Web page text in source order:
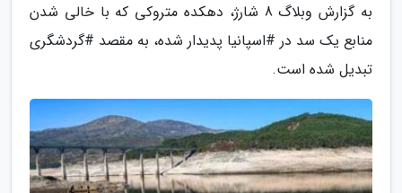
به گزارش وبلاگ 8 شارژ، دهکده متروکی که با خالی شدن
منابع یک سد در #اسپانیا پدیدار شده، به مقصد #گردشگری
تبدیل شده است.